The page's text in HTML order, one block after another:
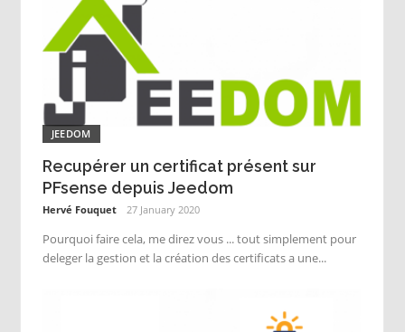
JEEDOM
Recupérer un certificat présent sur
PFsense depuis Jeedom
Hervé Fouquet 27 January 2020
Pourquoi faire cela, me direz vous ... tout simplement pour
deleger la gestion et la création des certificats a une...